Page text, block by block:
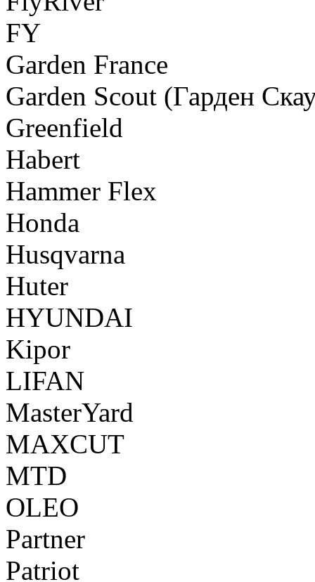
FY
Garden France
Garden Scout (Гарден
Greenfield
Habert
Hammer Flex
Honda
Husqvarna
Huter
HYUNDAI
Kipor
LIFAN
MasterYard
MAXCUT
MTD
OLEO
Partner
Patriot